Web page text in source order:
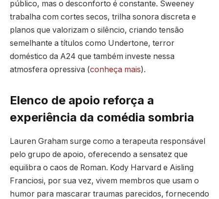
público, mas o desconforto é constante. Sweeney
trabalha com cortes secos, trilha sonora discreta e
planos que valorizam o silêncio, criando tensão
semelhante a títulos como Undertone, terror
doméstico da A24 que também investe nessa
atmosfera opressiva (conheça mais).
Elenco de apoio reforça a
experiência da comédia sombria
Lauren Graham surge como a terapeuta responsável
pelo grupo de apoio, oferecendo a sensatez que
equilibra o caos de Roman. Kody Harvard e Aisling
Franciosi, por sua vez, vivem membros que usam o
humor para mascarar traumas parecidos, fornecendo